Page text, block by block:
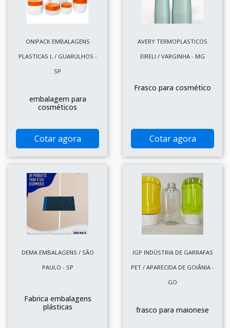
ONIPACK EMBALAGENS
PLASTICAS L / GUARULHOS -
SP
embalagem para
cosméticos
Cotar agora
AVERY TERMOPLASTICOS
EIRELI / VARGINHA - MG
Frasco para cosmético
Cotar agora
DEMA EMBALAGENS / SÃO
PAULO - SP
Fabrica embalagens
plásticas
IGP INDÚSTRIA DE GARRAFAS
PET / APARECIDA DE GOIÂNIA -
GO
frasco para maionese